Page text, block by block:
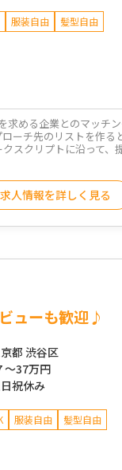
服装自由 髪型自由
求める企業とのマッチ
ーチ先のリストを作る
スクリプトに沿って、
求人情報を詳しく見る
ューも歓迎♪
都 渋谷区
～37万円
祝休み
服装自由 髪型自由